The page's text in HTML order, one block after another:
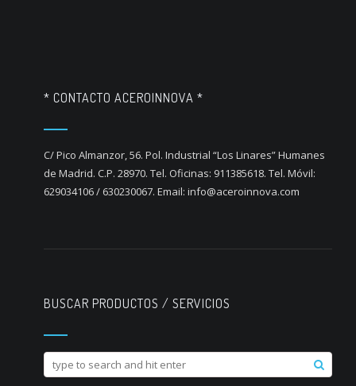
* CONTACTO ACEROINNOVA *
C/ Pico Almanzor, 56. Pol. Industrial “Los Linares” Humanes
de Madrid. C.P. 28970. Tel. Oficinas: 911385618. Tel. Móvil:
629034106 / 630230067. Email: info@aceroinnova.com
BUSCAR PRODUCTOS / SERVICIOS